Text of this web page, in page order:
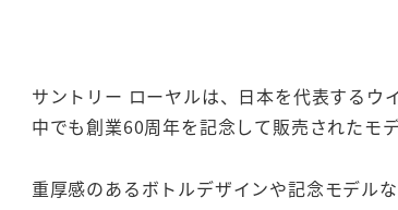
サントリー ローヤルは、日本を代表するウ
中でも創業60周年を記念して販売されたモ
重厚感のあるボトルデザインや記念モデル